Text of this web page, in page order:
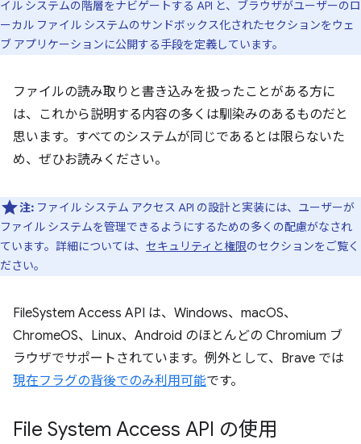
イル システムの階層をナビゲートする API と、ブラウザがユーザーのロ
ーカル ファイル システムのサンドボックス化されたセクションをウェ
ブ アプリケーションに公開する手段を定義しています。
ファイルの読み取りと書き込みを扱ったことがある方に
は、これから説明する内容の多くは馴染みのあるものだと
思います。すべてのシステムが同じであるとは限らないた
め、ぜひお読みください。
注: ファイル システム アクセス API の設計と実装には、ユーザーが
ファイル システムを管理できるようにするための多くの配慮がなされ
ています。詳細については、 セキュリティと権限のセクションをご覧く
ださい。
FileSystem Access API は、Windows、macOS、
ChromeOS、Linux、Android のほとんどの Chromium ブ
ラウザでサポートされています。例外として、Brave では
現在フラグの背後でのみ利用可能です。
File System Access API の使用